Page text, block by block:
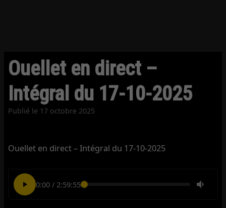
Ouellet en direct –
Intégral du 17-10-2025
Publié le 17 octobre 2025
Ouellet en direct – Intégral du 17-10-2025
0:00/ 2:59:55